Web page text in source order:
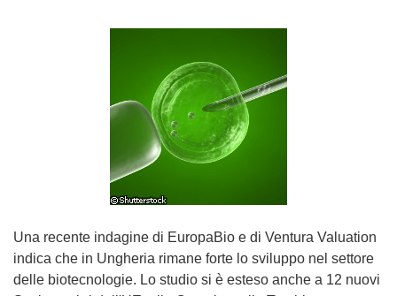
Una recente indagine di EuropaBio e di Ventura Valuation
indica che in Ungheria rimane forte lo sviluppo nel settore
delle biotecnologie. Lo studio si è esteso anche a 12 nuovi